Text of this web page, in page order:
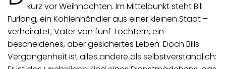
kurz vor Weihnachten. Im Mittelpunkt steht Bill
Furlong, ein Kohlenhändler aus einer kleinen Stadt –
verheiratet, Vater von fünf Töchtern, ein
bescheidenes, aber gesichertes Leben. Doch Bills
Vergangenheit ist alles andere als selbstverständlich: